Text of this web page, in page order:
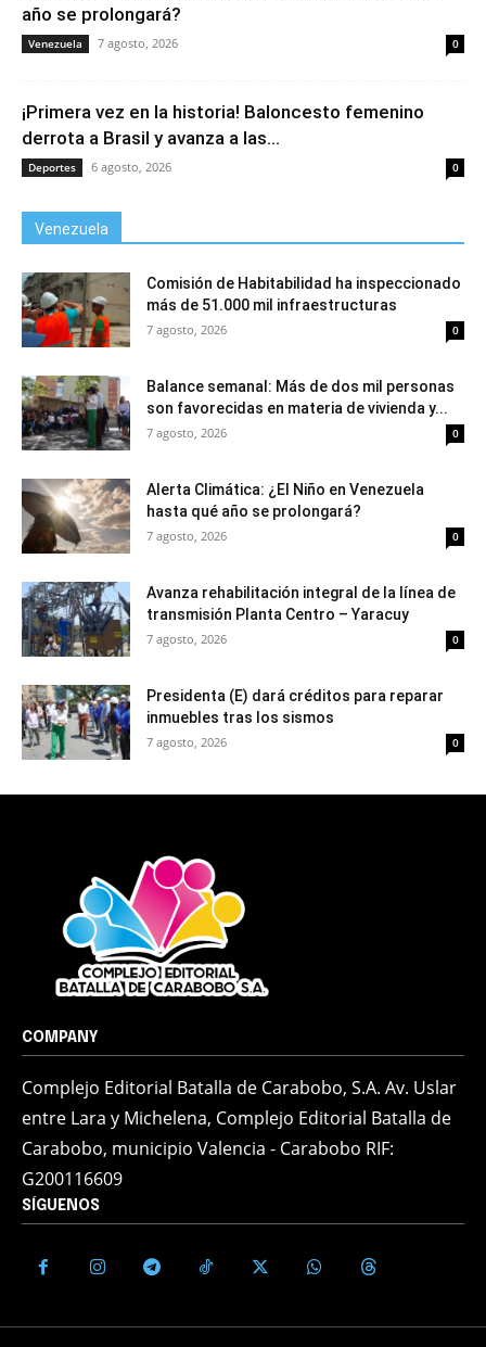
año se prolongará?
Venezuela 7 agosto, 2026 0
¡Primera vez en la historia! Baloncesto femenino
derrota a Brasil y avanza a las...
Deportes 6 agosto, 2026 0
Venezuela
Comisión de Habitabilidad ha inspeccionado
más de 51.000 mil infraestructuras
7 agosto, 2026 0
Balance semanal: Más de dos mil personas
son favorecidas en materia de vivienda y...
7 agosto, 2026 0
Alerta Climática: ¿El Niño en Venezuela
hasta qué año se prolongará?
7 agosto, 2026 0
Avanza rehabilitación integral de la línea de
transmisión Planta Centro – Yaracuy
7 agosto, 2026 0
Presidenta (E) dará créditos para reparar
inmuebles tras los sismos
7 agosto, 2026 0
COMPANY
Complejo Editorial Batalla de Carabobo, S.A. Av. Uslar
entre Lara y Michelena, Complejo Editorial Batalla de
Carabobo, municipio Valencia - Carabobo RIF:
G200116609
SÍGUENOS